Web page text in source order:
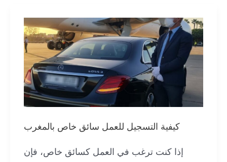
كيفية التسجيل للعمل سائق خاص بالمغرب
إذا كنت ترغب في العمل كسائق خاص، فإن